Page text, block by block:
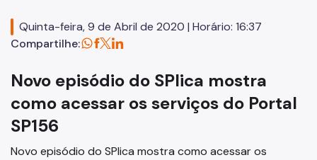
Quinta-feira, 9 de Abril de 2020 | Horário: 16:37
Compartilhe:
Novo episódio do SPlica mostra
como acessar os serviços do Portal
SP156
Novo episódio do SPlica mostra como acessar os